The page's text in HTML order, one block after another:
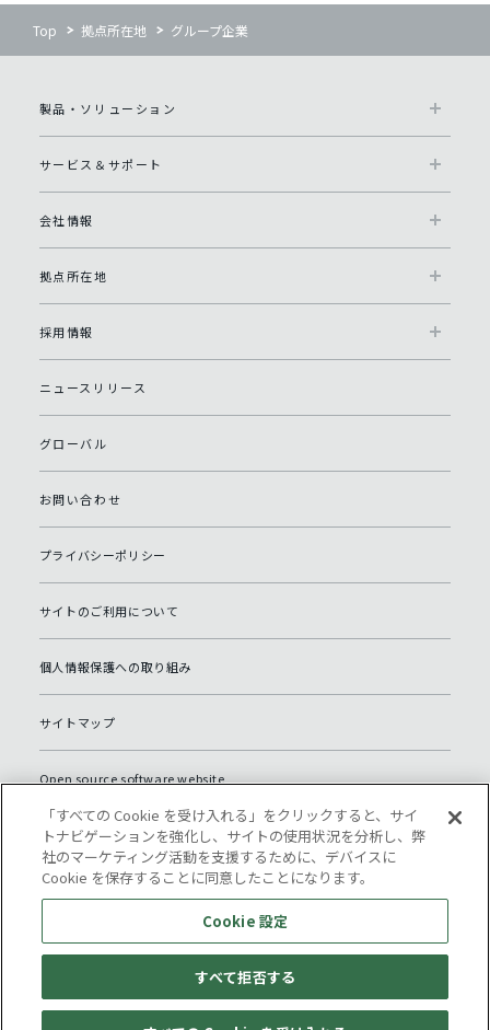
Top 拠点所在地 グループ企業
製品・ソリューション
サービス＆サポート
会社情報
拠点所在地
採用情報
ニュースリリース
グローバル
お問い合わせ
© Komatsu NTC.
プライバシーポリシー
サイトのご利用について
個人情報保護への取り組み
サイトマップ
Open source software website
Cookie 設定
「すべての Cookie を受け入れる」をクリックすると、サイ
トナビゲーションを強化し、サイトの使用状況を分析し、弊
社のマーケティング活動を支援するために、デバイスに
Cookie を保存することに同意したことになります。
Cookie 設定
すべて拒否する